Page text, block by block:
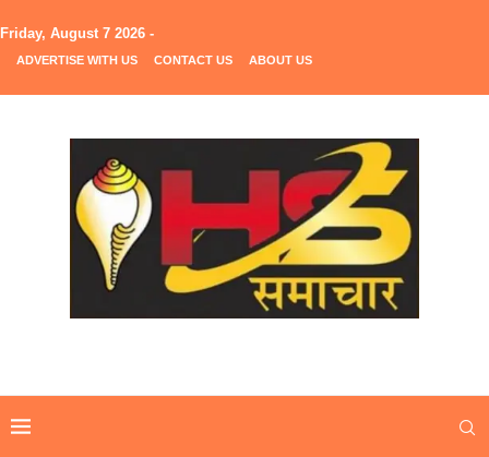
Friday, August 7 2026 -
ADVERTISE WITH US CONTACT US ABOUT US